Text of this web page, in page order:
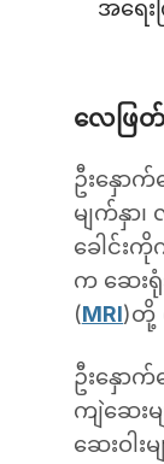
အရေ
လေဖြတ်
ဦးနှော
မျက်နှာ၊
ခေါင်း
က ဆေးရုံ
(MRI)တို့
ဦးနှော
ကျဲဆေးမ
ဆေးဝါ